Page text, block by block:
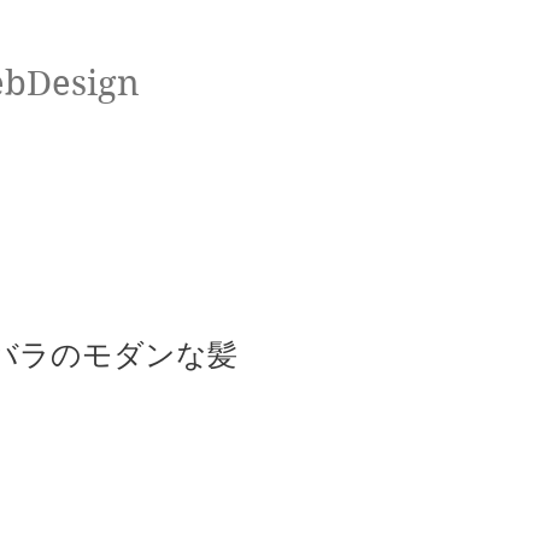
ラのモダンな髪